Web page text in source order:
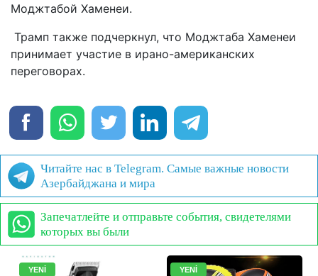
Моджтабой Хаменеи.
Трамп также подчеркнул, что Моджтаба Хаменеи
принимает участие в ирано-американских
переговорах.
Читайте нас в Telegram. Самые важные новости
Азербайджана и мира
Запечатлейте и отправьте события, свидетелями
которых вы были